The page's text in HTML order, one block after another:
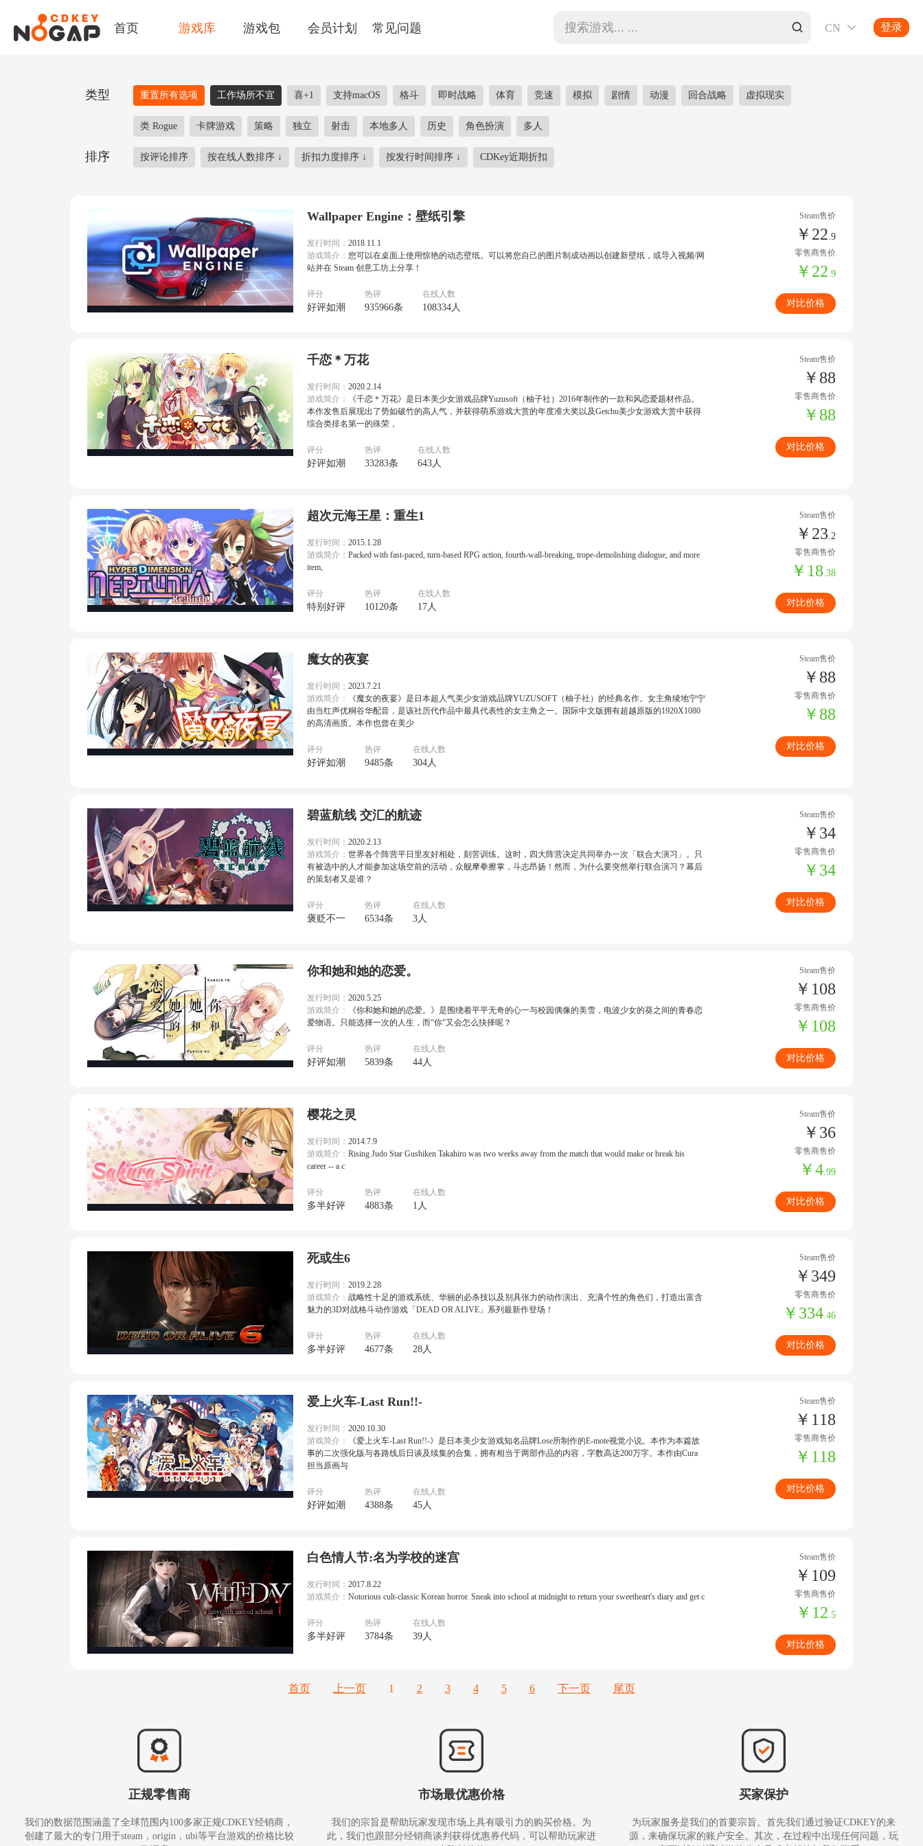
首页 游戏库 游戏包 会员计划 常见问题 CN  登录
类型 重置所有选项 工作场所不宜 喜+1 支持macOS 格斗 即时战略 体育 竞速 模拟 剧情 动漫 回合战略 虚拟现实
类 Rogue 卡牌游戏 策略 独立 射击 本地多人 历史 角色扮演 多人
排序 按评论排序 按在线人数排序 ↓ 折扣力度排序 ↓ 按发行时间排序 ↓ CDKey近期折扣
Wallpaper Engine：壁纸引擎
发行时间： 2018.11.1
游戏简介： 您可以在桌面上使用惊艳的动态壁纸。可以将您自己的图片制成动画以创建新壁纸，或导入视频/网
站并在 Steam 创意工坊上分享！
评分
好评如潮
热评
935966条
在线人数
108334人
Steam售价
￥22.9
零售商售价
￥22.9
对比价格
千恋＊万花
发行时间： 2020.2.14
游戏简介：
《千恋＊万花》是日本美少女游戏品牌Yuzusoft（柚子社）2016年制作的一款和风恋爱题材作品。
本作发售后展现出了势如破竹的高人气，并获得萌系游戏大赏的年度准大奖以及Getchu美少女游戏大赏中获得
综合类排名第一的殊荣，
评分
好评如潮
热评
33283条
在线人数
643人
Steam售价
￥88
零售商售价
￥88
对比价格
超次元海王星：重生1
发行时间： 2015.1.28
游戏简介： Packed with fast-paced, turn-based RPG action, fourth-wall-breaking, trope-demolishing dialogue, and more
item,
评分
特别好评
热评
10120条
在线人数
17人
Steam售价
￥23.2
零售商售价
￥18.38
对比价格
魔女的夜宴
发行时间： 2023.7.21
游戏简介：
《魔女的夜宴》是日本超人气美少女游戏品牌YUZUSOFT（柚子社）的经典名作。女主角绫地宁宁
由当红声优桐谷华配音，是该社历代作品中最具代表性的女主角之一。国际中文版拥有超越原版的1920X1080
的高清画质。本作也曾在美少
评分
好评如潮
热评
9485条
在线人数
304人
Steam售价
￥88
零售商售价
￥88
对比价格
碧蓝航线 交汇的航迹
发行时间： 2020.2.13
游戏简介： 世界各个阵营平日里友好相处，刻苦训练。这时，四大阵营决定共同举办一次「联合大演习」。只
有被选中的人才能参加这场空前的活动，众舰摩拳擦掌，斗志昂扬！然而，为什么要突然举行联合演习？幕后
的策划者又是谁？
评分
褒贬不一
热评
6534条
在线人数
3人
Steam售价
￥34
零售商售价
￥34
对比价格
你和她和她的恋爱。
发行时间： 2020.5.25
游戏简介：
《你和她和她的恋爱。》是围绕着平平无奇的心一与校园偶像的美雪，电波少女的葵之间的青春恋
爱物语。只能选择一次的人生，而“你”又会怎么抉择呢？
评分
好评如潮
热评
5839条
在线人数
44人
Steam售价
￥108
零售商售价
￥108
对比价格
樱花之灵
发行时间： 2014.7.9
游戏简介： Rising Judo Star Gushiken Takahiro was two weeks away from the match that would make or break his
career -- a c
评分
多半好评
热评
4883条
在线人数
1人
Steam售价
￥36
零售商售价
￥4.99
对比价格
死或生6
发行时间： 2019.2.28
游戏简介： 战略性十足的游戏系统、华丽的必杀技以及别具张力的动作演出、充满个性的角色们，打造出富含
魅力的3D对战格斗动作游戏「DEAD OR ALIVE」系列最新作登场！
评分
多半好评
热评
4677条
在线人数
28人
Steam售价
￥349
零售商售价
￥334.46
对比价格
爱上火车-Last Run!!-
发行时间： 2020.10.30
游戏简介：
《爱上火车-Last Run!!-》是日本美少女游戏知名品牌Lose所制作的E-mote视觉小说。本作为本篇故
事的二次强化版与各路线后日谈及续集的合集，拥有相当于两部作品的内容，字数高达200万字。本作由Cura
担当原画与
评分
好评如潮
热评
4388条
在线人数
45人
Steam售价
￥118
零售商售价
￥118
对比价格
白色情人节:名为学校的迷宫
发行时间： 2017.8.22
游戏简介： Notorious cult-classic Korean horror. Sneak into school at midnight to return your sweetheart's diary and get c
评分
多半好评
热评
3784条
在线人数
39人
Steam售价
￥109
零售商售价
￥12.5
对比价格
首页 上一页 1 2 3 4 5 6 下一页 尾页
正规零售商
我们的数据范围涵盖了全球范围内100多家正规CDKEY经销商，
创建了最大的专门用于steam，origin，ubi等平台游戏的价格比较
市场最优惠价格
我们的宗旨是帮助玩家发现市场上具有吸引力的购买价格。为
此，我们也跟部分经销商谈判获得优惠券代码，可以帮助玩家进
买家保护
为玩家服务是我们的首要宗旨。首先我们通过验证CDKEY的来
源，来确保玩家的账户安全。其次，在过程中出现任何问题，玩